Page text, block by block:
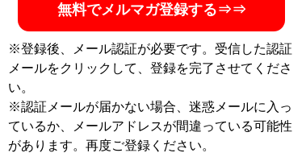
無料でメルマガ登録する⇒⇒
※登録後、メール認証が必要です。受信した認証
メールをクリックして、登録を完了させてくださ
い。
※認証メールが届かない場合、迷惑メールに入っ
ているか、メールアドレスが間違っている可能性
があります。再度ご登録ください。